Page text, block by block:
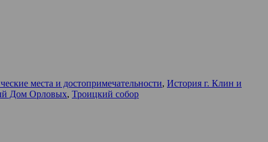
места и достопримечательности, История г. Клин и
Дом Орловых, Троицкий собор